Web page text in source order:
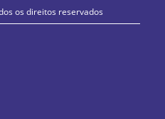
os direitos reservados